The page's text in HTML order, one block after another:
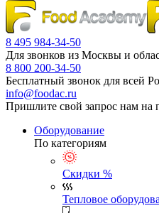
8 495 984-34-50
Для звонков из Москвы и
8 800 200-34-50
Бесплатный звонок для всей
info@foodac.ru
Пришлите свой запрос нам на
Оборудование
По категориям
Скидки %
Тепловое